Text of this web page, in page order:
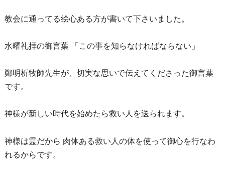
教会に通ってる絵心ある方が書いて下さいました。
水曜礼拝の御言葉 「この事を知らなければならない」
鄭明析牧師先生が、切実な思いで伝えてくださった御言葉
です。
神様が新しい時代を始めたら救い人を送られます。
神様は霊だから 肉体ある救い人の体を使って御心を行なわ
れるからです。